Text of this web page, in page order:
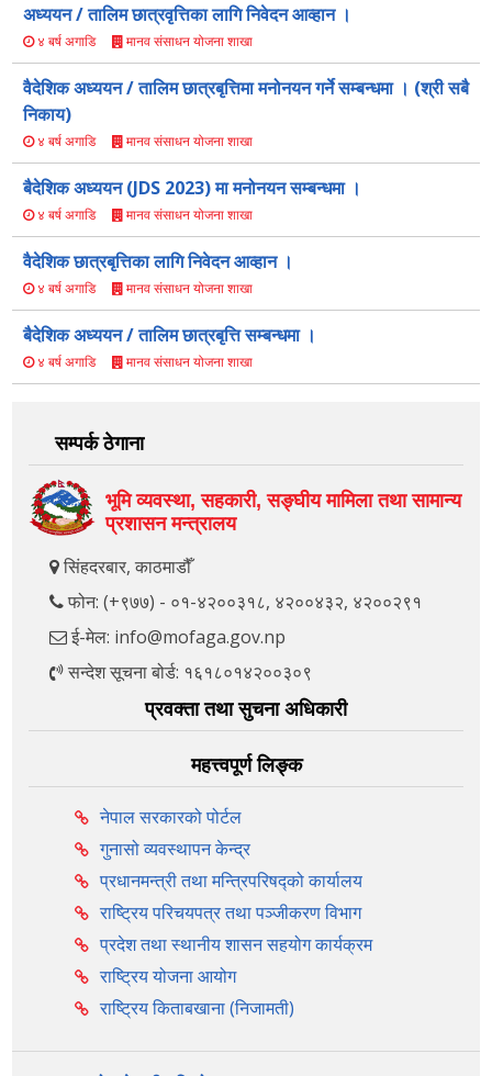
अध्ययन / तालिम छात्रवृत्तिका लागि निवेदन आव्हान ।
४ बर्ष अगाडि मानव संसाधन योजना शाखा
वैदेशिक अध्ययन / तालिम छात्रबृत्तिमा मनोनयन गर्ने सम्बन्धमा । (श्री सबै
निकाय)
४ बर्ष अगाडि मानव संसाधन योजना शाखा
बैदेशिक अध्ययन (JDS 2023) मा मनोनयन सम्बन्धमा ।
४ बर्ष अगाडि मानव संसाधन योजना शाखा
वैदेशिक छात्रबृत्तिका लागि निवेदन आव्हान ।
४ बर्ष अगाडि मानव संसाधन योजना शाखा
बैदेशिक अध्ययन / तालिम छात्रबृत्ति सम्बन्धमा ।
४ बर्ष अगाडि मानव संसाधन योजना शाखा
सम्पर्क ठेगाना
भूमि व्यवस्था, सहकारी, सङ्‍घीय मामिला तथा सामान्य
प्रशासन मन्त्रालय
सिंहदरबार, काठमाडौँ
फोन: (+९७७) - ०१-४२००३१८, ४२००४३२, ४२००२९१
ई-मेल: info@mofaga.gov.np
सन्देश सूचना बोर्ड: १६१८०१४२००३०९
प्रवक्ता तथा सुचना अधिकारी
महत्त्वपूर्ण लिङ्क
नेपाल सरकारको पोर्टल
गुनासो व्यवस्थापन केन्द्र
प्रधानमन्त्री तथा मन्त्रिपरिषद्को कार्यालय
राष्ट्रिय परिचयपत्र तथा पञ्‍जीकरण विभाग
प्रदेश तथा स्थानीय शासन सहयोग कार्यक्रम
राष्ट्रिय योजना आयोग
राष्ट्रिय किताबखाना (निजामती)